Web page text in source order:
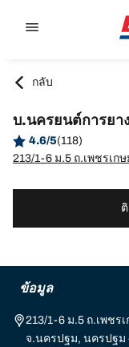
กลับ
บ.นครยนต์การยา
4.6/5(118)
ข้อมูล
213/1-6 ม.5 ถ.เพชร
จ.นครปฐม, นครปฐม